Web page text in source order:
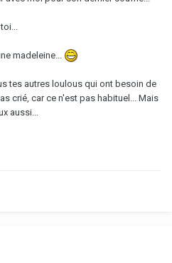
madeleine...
tes autres loulous qui ont besoin de
crié, car ce n'est pas habituel... Mais
aussi...